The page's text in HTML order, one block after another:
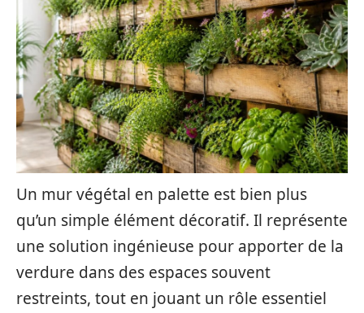
Un mur végétal en palette est bien plus
qu’un simple élément décoratif. Il représente
une solution ingénieuse pour apporter de la
verdure dans des espaces souvent
restreints, tout en jouant un rôle essentiel